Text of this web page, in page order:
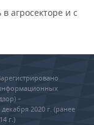
агросекторе и с
–
2020 г. (ранее
г.)